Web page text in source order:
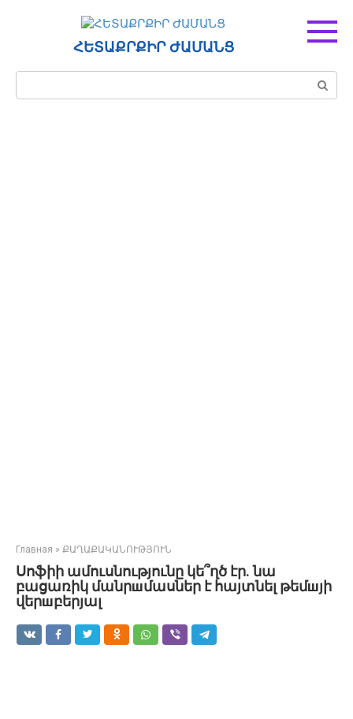
ՀԵՏԱՔՐՔԻՐ ԺԱՄԱՆՑ
Поиск:
Главная » ՔԱՂԱՔԱԿԱՆՈՒԹՅՈՒՆ
Սոֆիի ամուսնությունը կե՞ղծ էր. նա
բացառիկ մանրшմասներ է հայտնել թեմшյի
վերшբերյալ